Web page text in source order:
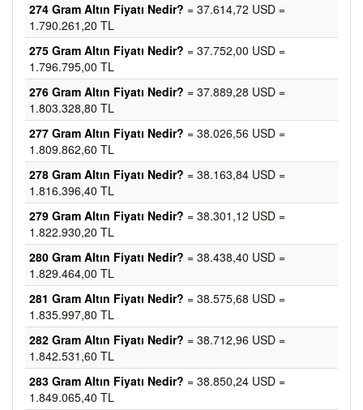
274 Gram Altın Fiyatı Nedir? = 37.614,72 USD =
1.790.261,20 TL
275 Gram Altın Fiyatı Nedir? = 37.752,00 USD =
1.796.795,00 TL
276 Gram Altın Fiyatı Nedir? = 37.889,28 USD =
1.803.328,80 TL
277 Gram Altın Fiyatı Nedir? = 38.026,56 USD =
1.809.862,60 TL
278 Gram Altın Fiyatı Nedir? = 38.163,84 USD =
1.816.396,40 TL
279 Gram Altın Fiyatı Nedir? = 38.301,12 USD =
1.822.930,20 TL
280 Gram Altın Fiyatı Nedir? = 38.438,40 USD =
1.829.464,00 TL
281 Gram Altın Fiyatı Nedir? = 38.575,68 USD =
1.835.997,80 TL
282 Gram Altın Fiyatı Nedir? = 38.712,96 USD =
1.842.531,60 TL
283 Gram Altın Fiyatı Nedir? = 38.850,24 USD =
1.849.065,40 TL